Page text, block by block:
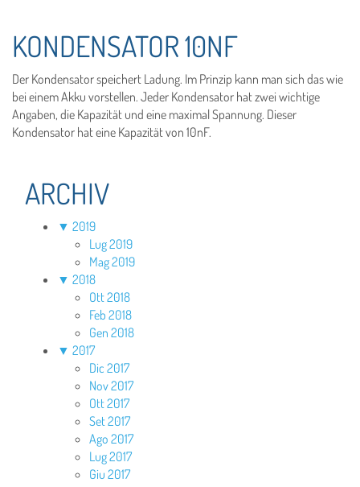
KONDENSATOR 10NF
Der Kondensator speichert Ladung. Im Prinzip kann man sich das wie
bei einem Akku vorstellen. Jeder Kondensator hat zwei wichtige
Angaben, die Kapazität und eine maximal Spannung. Dieser
Kondensator hat eine Kapazität von 10nF.
ARCHIV
▼ 2019
Lug 2019
Mag 2019
▼ 2018
Ott 2018
Feb 2018
Gen 2018
▼ 2017
Dic 2017
Nov 2017
Ott 2017
Set 2017
Ago 2017
Lug 2017
Giu 2017